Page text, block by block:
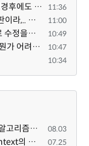
버그 같습니다. 처음 스킨으로 업로드했더니 변경후에도 스킨으로 남아있네요. 11:36
아하, 그래서 댓글이 없었군요! 너무 예쁜 게시판이라,.. 넘넘 감사드립니다! 천천히 하세요 ^^ 11:00
게시판 스킨에 여러 문제가 있어서,, 전체적으로 수정을해서 업데이트 하겠습니다! 10:49
확장변수를 게시판 상단에 포함시키는 부분은 뭔가 어려우신 작업인가보네요~ 10:47
10:34
R\F\Password::checkPassword 함수 해시 알고리즘을 암시적으로 호출하는 경우 Argon2id 해시 비교 실패 08.03
[page] 위젯 페이지 편집 화면에서 위젯이 Context의 module_info를 덮어쓰면 저장이 ERR_ACT_IS_NOT_STANDALONE으로 실패 07.25